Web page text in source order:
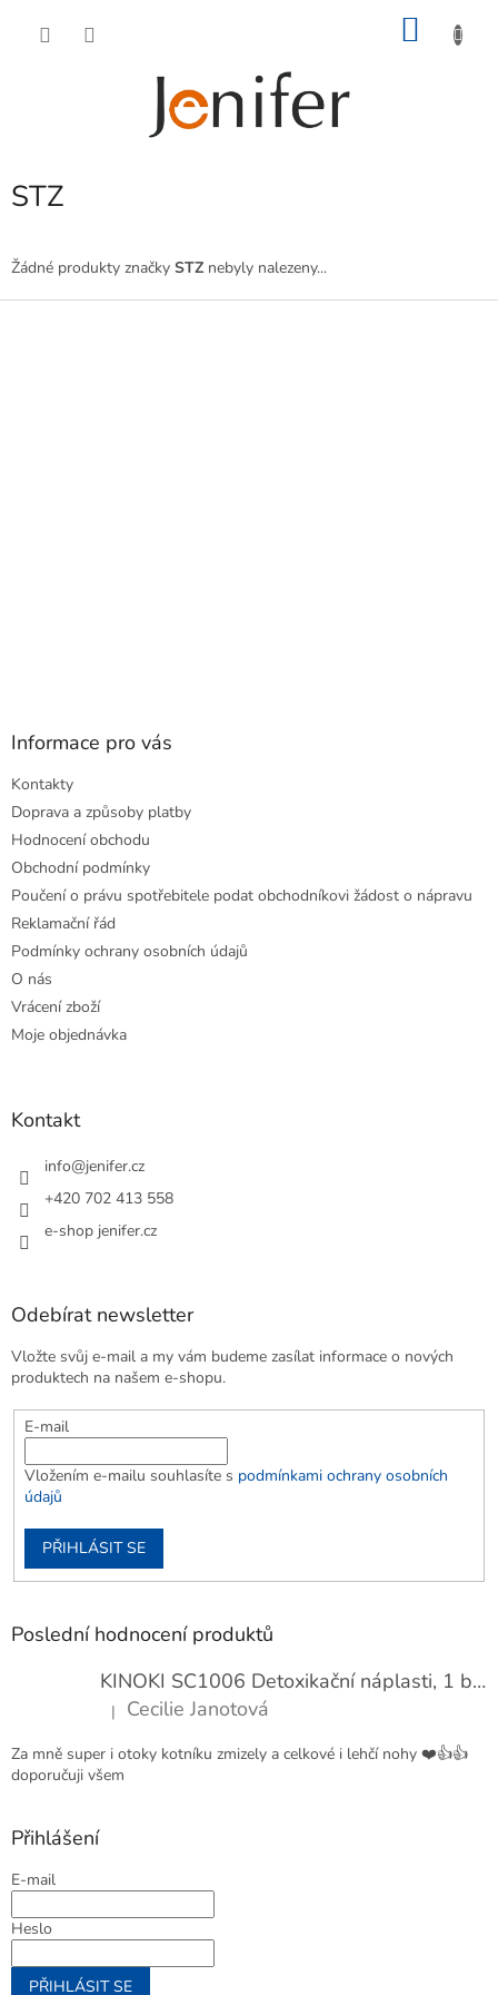
STZ
Žádné produkty značky STZnebyly nalezeny...
Z
Informace pro vás
Kontakty
Doprava a způsoby platby
Hodnocení obchodu
Obchodní podmínky
Poučení o právu spotřebitele podat obchodníkovi žádost o nápravu
Reklamační řád
Podmínky ochrany osobních údajů
O nás
Vrácení zboží
Moje objednávka
Kontakt
info@jenifer.cz
+420 702 413 558
e-shop jenifer.cz
Odebírat newsletter
Vložte svůj e-mail a my vám budeme zasílat informace o nových
produktech na našem e-shopu.
E-mail
Vložením e-mailu souhlasíte s podmínkami ochrany osobních
údajů
PŘIHLÁSIT SE
Poslední hodnocení produktů
KINOKI SC1006 Detoxikační náplasti, 1 balení - 10 ks
Hodnocení produktu je 4 z 5 hvězdiček.
| Cecilie Janotová
Za mně super i otoky kotníku zmizely a celkové i lehčí nohy ❤️👍👍
doporučuji všem
Přihlášení
E-mail
Heslo
PŘIHLÁSIT SE